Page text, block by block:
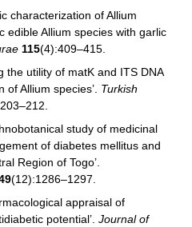
characterization of Allium
edible Allium species with garlic
115(4):409–415.
the utility of matK and ITS DNA
of Allium species’. Turkish
study of medicinal
of diabetes mellitus and
Region of Togo’.
(12):1286–1297.
appraisal of
potential’. Journal of